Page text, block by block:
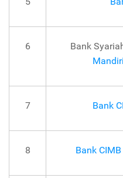
6
Bank
7 Bank
8 Bank